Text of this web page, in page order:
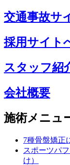
交通事故サ
採用サイト
スタッフ紹
会社概要
施術メニュ
7種骨盤矯正
スポーツパ
け）